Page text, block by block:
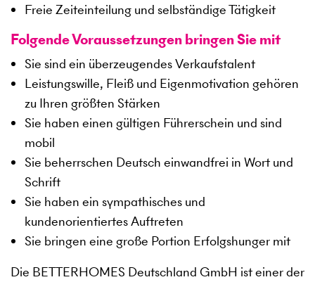
Freie Zeiteinteilung und selbständige Tätigkeit
Folgende Voraussetzungen bringen Sie mit
Sie sind ein überzeugendes Verkaufstalent
Leistungswille, Fleiß und Eigenmotivation gehören
zu Ihren größten Stärken
Sie haben einen gültigen Führerschein und sind
mobil
Sie beherrschen Deutsch einwandfrei in Wort und
Schrift
Sie haben ein sympathisches und
kundenorientiertes Auftreten
Sie bringen eine große Portion Erfolgshunger mit
Die BETTERHOMES Deutschland GmbH ist einer der